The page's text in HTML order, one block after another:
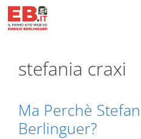
Vai
stefania craxi
Ma Perchè
Berlinguer?